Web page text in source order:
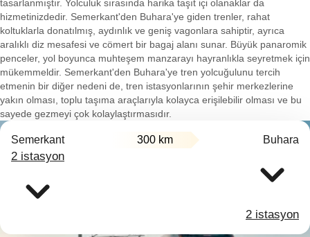
tasarlanmıştır. Yolculuk sırasında harika taşıt içi olanaklar da
hizmetinizdedir. Semerkant'den Buhara'ye giden trenler, rahat
koltuklarla donatılmış, aydınlık ve geniş vagonlara sahiptir, ayrıca
aralıklı diz mesafesi ve cömert bir bagaj alanı sunar. Büyük panaromik
penceler, yol boyunca muhteşem manzarayı hayranlıkla seyretmek için
mükemmeldir. Semerkant'den Buhara'ye tren yolcuğulunu tercih
etmenin bir diğer nedeni de, tren istasyonlarının şehir merkezlerine
yakın olması, toplu taşıma araçlarıyla kolayca erişilebilir olması ve bu
sayede gezmeyi çok kolaylaştırmasıdır.
Semerkant 300 km Buhara
2 istasyon
2 istasyon